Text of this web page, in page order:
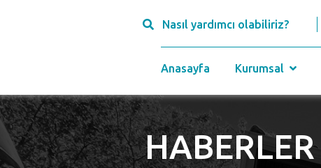
Nasıl yardımcı olabiliriz?
Anasayfa Kurumsal
HABERLER